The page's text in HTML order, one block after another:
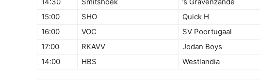
15:00
SHO Quick H
16:00
VOC SV Poortugaal
17:00
RKAVV Jodan Boys
14:00
HBS Westlandia